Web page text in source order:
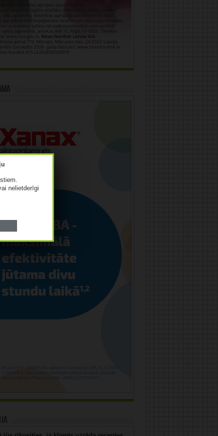
nelietderīgi